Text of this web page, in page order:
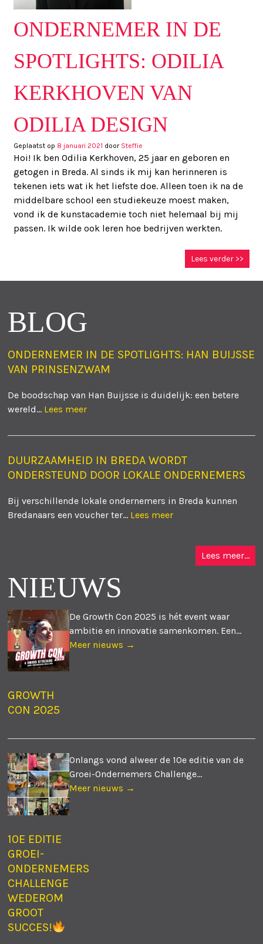
ONDERNEMER IN DE
SPOTLIGHTS: ODILIA
KERKHOVEN VAN
ODILIA DESIGN
Geplaatst op 8 januari 2021 door Steffie
Hoi! Ik ben Odilia Kerkhoven, 25 jaar en geboren en
getogen in Breda. Al sinds ik mij kan herinneren is
tekenen iets wat ik het liefste doe. Alleen toen ik na de
middelbare school een studiekeuze moest maken,
vond ik de kunstacademie toch niet helemaal bij mij
passen. Ik wilde ook leren hoe bedrijven werkten.
Lees verder >>
BLOG
ONDERNEMER IN DE SPOTLIGHTS: HAN BUIJSSE
VAN PRINSENZWAM
De boodschap van Han Buijsse is duidelijk: een betere
wereld... Lees meer
DUURZAAMHEID IN BREDA WORDT
ONDERSTEUND DOOR LOKALE ONDERNEMERS
Bij verschillende lokale ondernemers in Breda kunnen
Bredanaars een voucher ter... Lees meer
Lees meer...
NIEUWS
GROWTH
CON 2025
De Growth Con 2025 is hét event waar
ambitie en innovatie samenkomen. Een...
Meer nieuws →
10E EDITIE
GROEI-
ONDERNEMERS
CHALLENGE
WEDEROM
GROOT
SUCCES!
Onlangs vond alweer de 10e editie van de
Groei-Ondernemers Challenge...
Meer nieuws →